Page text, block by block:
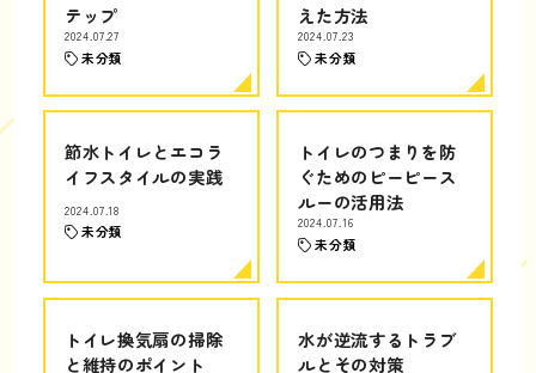
テップ
2024.07.27
未分類
えた方法
2024.07.23
未分類
節水トイレとエコラ
イフスタイルの実践
2024.07.18
未分類
トイレのつまりを防
ぐためのピーピース
ルーの活用法
2024.07.16
未分類
トイレ換気扇の掃除
と維持のポイント
水が逆流するトラブ
ルとその対策